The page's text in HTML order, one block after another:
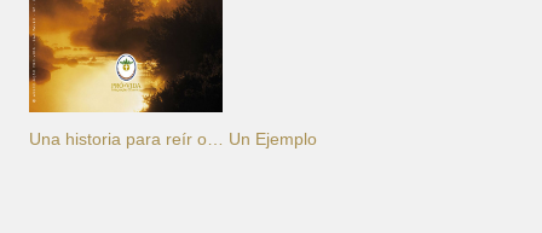
Una historia para reír o… Un Ejemplo